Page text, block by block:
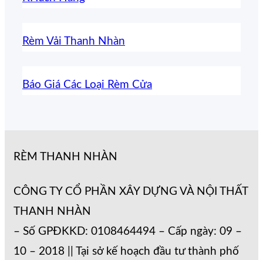
Rèm Vải Thanh Nhàn
Báo Giá Các Loại Rèm Cửa
RÈM THANH NHÀN
CÔNG TY CỔ PHẦN XÂY DỰNG VÀ NỘI THẤT
THANH NHÀN
– Số GPĐKKD: 0108464494 – Cấp ngày: 09 –
10 – 2018 || Tại sở kế hoạch đầu tư thành phố